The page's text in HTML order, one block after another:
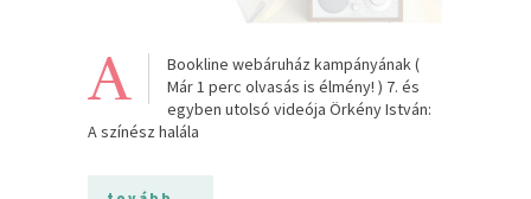
A
Bookline webáruház kampányának (
Már 1 perc olvasás is élmény! ) 7. és
egyben utolsó videója Örkény István:
A színész halála